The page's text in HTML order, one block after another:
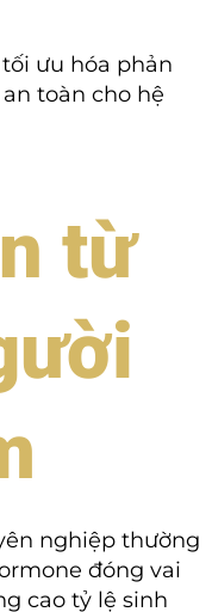
ưu hóa phản
toàn cho hệ
từ
nghiệp thường
đóng vai
cao tỷ lệ sinh